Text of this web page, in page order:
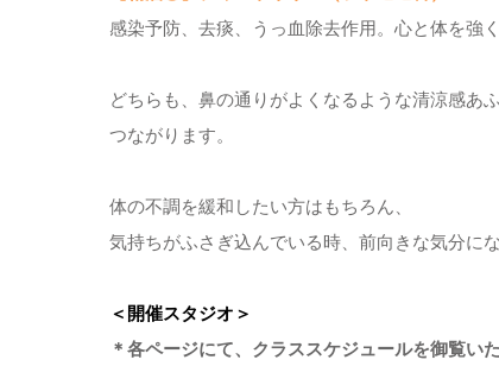
感染予防、去痰、うっ血除去作用。心と体を強
どちらも、鼻の通りがよくなるような清涼感あ
つながります。
体の不調を緩和したい方はもちろん、
気持ちがふさぎ込んでいる時、前向きな気分に
＜開催スタジオ＞
＊各ページにて、クラススケジュールを御覧い